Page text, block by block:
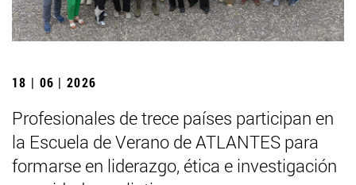
18 | 06 | 2026
Profesionales de trece países participan en
la Escuela de Verano de ATLANTES para
formarse en liderazgo, ética e investigación